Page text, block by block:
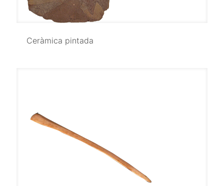
Ceràmica pintada
Ceràmica pintada